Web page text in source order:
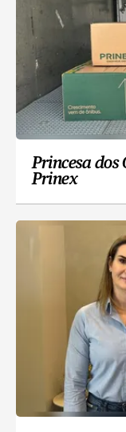
Princesa dos
Prinex